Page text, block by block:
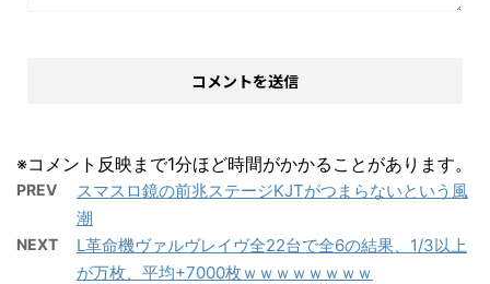
※コメント反映まで1分ほど時間がかかることがあります。
PREV
スマスロ鏡の前兆ステージKJTがつまらないという風
潮
NEXT
L革命機ヴァルヴレイヴ全22台で全6の結果、1/3以上
が万枚、平均+7000枚ｗｗｗｗｗｗｗｗ